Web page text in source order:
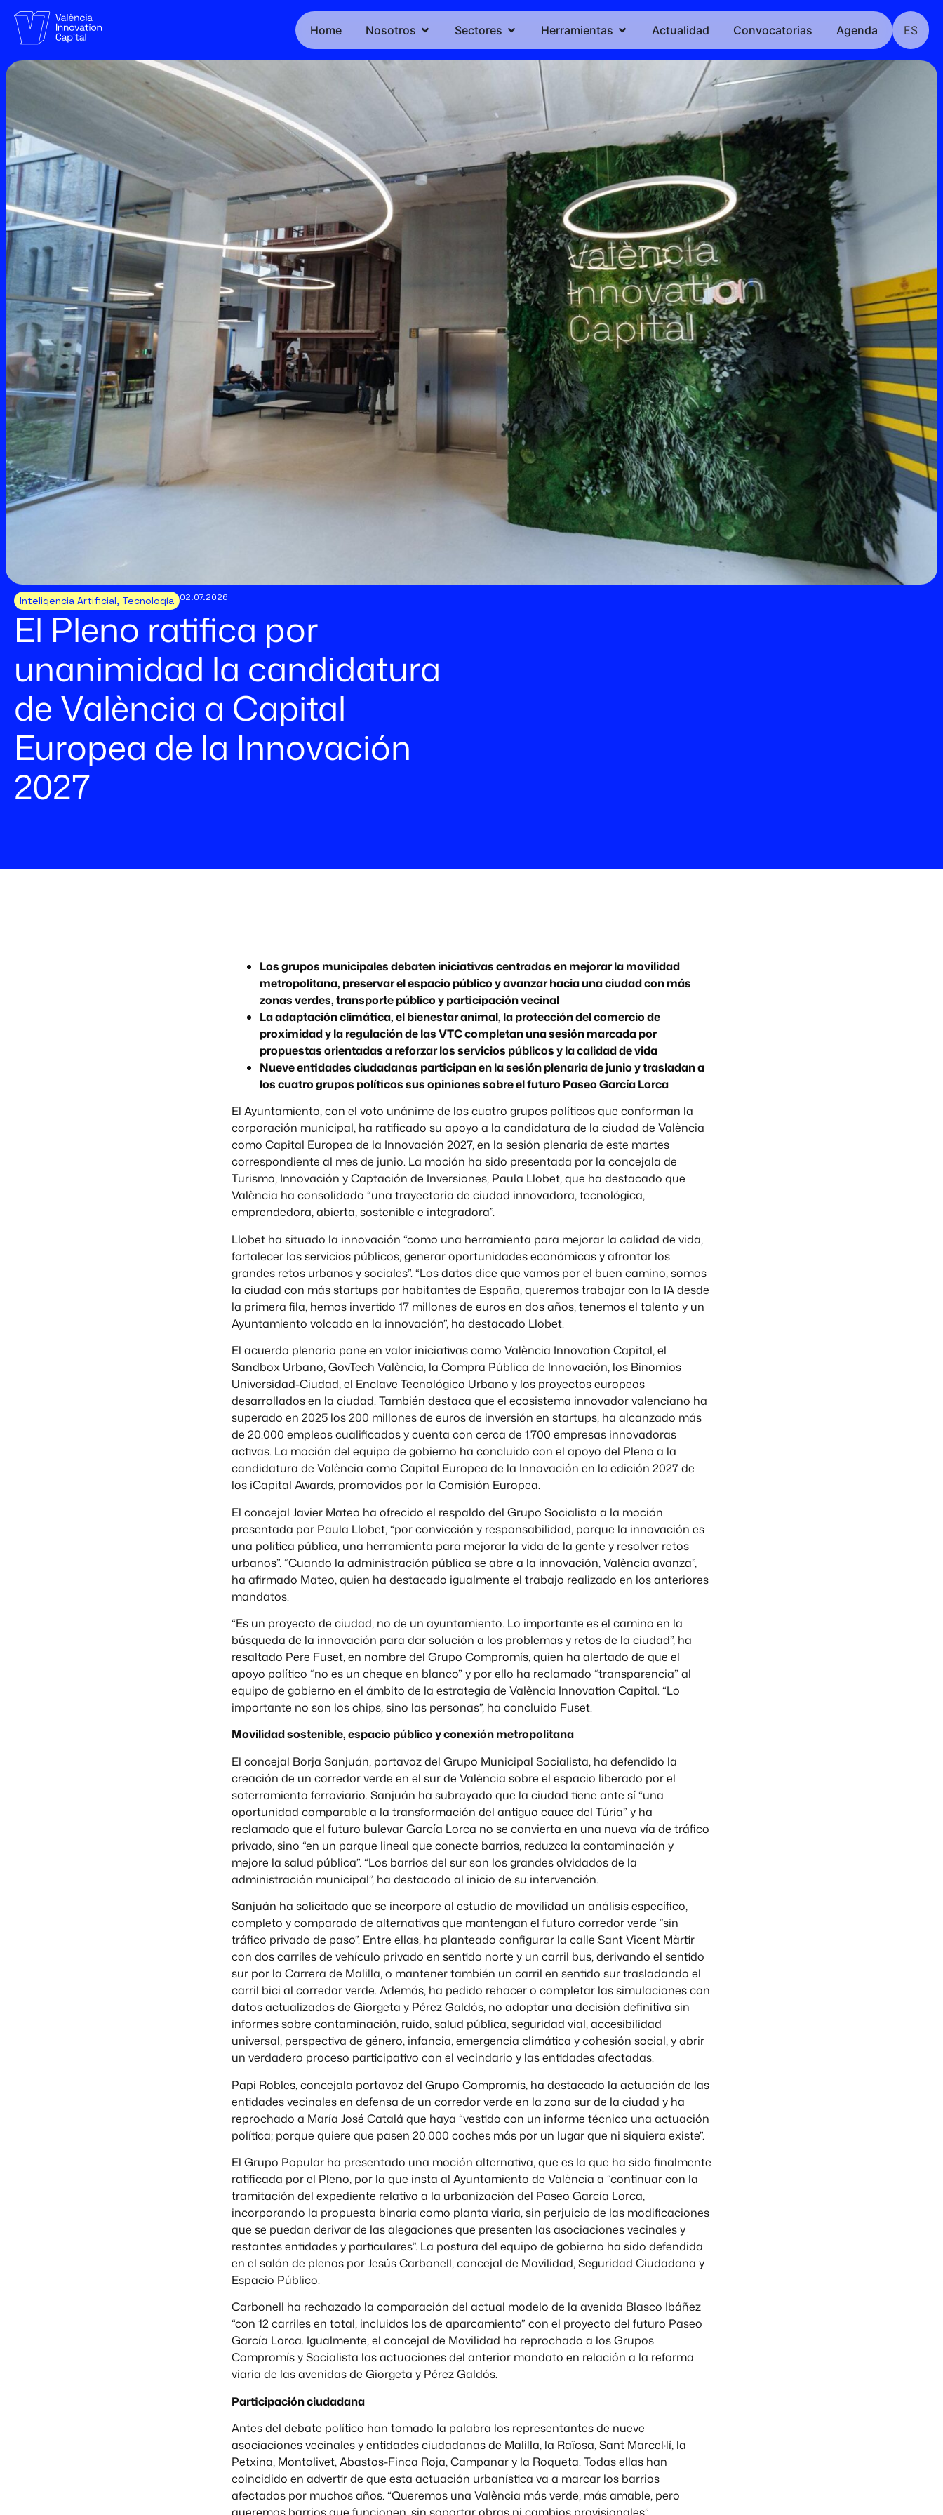
Home Nosotros Sectores Herramientas Actualidad Convocatorias Agenda ES
Inteligencia Artificial, Tecnología 02.07.2026
El Pleno ratifica por
unanimidad la candidatura
de València a Capital
Europea de la Innovación
2027
Los grupos municipales debaten iniciativas centradas en mejorar la movilidad
metropolitana, preservar el espacio público y avanzar hacia una ciudad con más
zonas verdes, transporte público y participación vecinal
La adaptación climática, el bienestar animal, la protección del comercio de
proximidad y la regulación de las VTC completan una sesión marcada por
propuestas orientadas a reforzar los servicios públicos y la calidad de vida
Nueve entidades ciudadanas participan en la sesión plenaria de junio y trasladan a
los cuatro grupos políticos sus opiniones sobre el futuro Paseo García Lorca
El Ayuntamiento, con el voto unánime de los cuatro grupos políticos que conforman la
corporación municipal, ha ratificado su apoyo a la candidatura de la ciudad de València
como Capital Europea de la Innovación 2027, en la sesión plenaria de este martes
correspondiente al mes de junio. La moción ha sido presentada por la concejala de
Turismo, Innovación y Captación de Inversiones, Paula Llobet, que ha destacado que
València ha consolidado “una trayectoria de ciudad innovadora, tecnológica,
emprendedora, abierta, sostenible e integradora”.
Llobet ha situado la innovación “como una herramienta para mejorar la calidad de vida,
fortalecer los servicios públicos, generar oportunidades económicas y afrontar los
grandes retos urbanos y sociales”. “Los datos dice que vamos por el buen camino, somos
la ciudad con más startups por habitantes de España, queremos trabajar con la IA desde
la primera fila, hemos invertido 17 millones de euros en dos años, tenemos el talento y un
Ayuntamiento volcado en la innovación”, ha destacado Llobet.
El acuerdo plenario pone en valor iniciativas como València Innovation Capital, el
Sandbox Urbano, GovTech València, la Compra Pública de Innovación, los Binomios
Universidad-Ciudad, el Enclave Tecnológico Urbano y los proyectos europeos
desarrollados en la ciudad. También destaca que el ecosistema innovador valenciano ha
superado en 2025 los 200 millones de euros de inversión en startups, ha alcanzado más
de 20.000 empleos cualificados y cuenta con cerca de 1.700 empresas innovadoras
activas. La moción del equipo de gobierno ha concluido con el apoyo del Pleno a la
candidatura de València como Capital Europea de la Innovación en la edición 2027 de
los iCapital Awards, promovidos por la Comisión Europea.
El concejal Javier Mateo ha ofrecido el respaldo del Grupo Socialista a la moción
presentada por Paula Llobet, “por convicción y responsabilidad, porque la innovación es
una política pública, una herramienta para mejorar la vida de la gente y resolver retos
urbanos”. “Cuando la administración pública se abre a la innovación, València avanza”,
ha afirmado Mateo, quien ha destacado igualmente el trabajo realizado en los anteriores
mandatos.
“Es un proyecto de ciudad, no de un ayuntamiento. Lo importante es el camino en la
búsqueda de la innovación para dar solución a los problemas y retos de la ciudad”, ha
resaltado Pere Fuset, en nombre del Grupo Compromís, quien ha alertado de que el
apoyo político “no es un cheque en blanco” y por ello ha reclamado “transparencia” al
equipo de gobierno en el ámbito de la estrategia de València Innovation Capital. “Lo
importante no son los chips, sino las personas”, ha concluido Fuset.
Movilidad sostenible, espacio público y conexión metropolitana
El concejal Borja Sanjuán, portavoz del Grupo Municipal Socialista, ha defendido la
creación de un corredor verde en el sur de València sobre el espacio liberado por el
soterramiento ferroviario. Sanjuán ha subrayado que la ciudad tiene ante sí “una
oportunidad comparable a la transformación del antiguo cauce del Túria” y ha
reclamado que el futuro bulevar García Lorca no se convierta en una nueva vía de tráfico
privado, sino “en un parque lineal que conecte barrios, reduzca la contaminación y
mejore la salud pública”. “Los barrios del sur son los grandes olvidados de la
administración municipal”, ha destacado al inicio de su intervención.
Sanjuán ha solicitado que se incorpore al estudio de movilidad un análisis específico,
completo y comparado de alternativas que mantengan el futuro corredor verde “sin
tráfico privado de paso”. Entre ellas, ha planteado configurar la calle Sant Vicent Màrtir
con dos carriles de vehículo privado en sentido norte y un carril bus, derivando el sentido
sur por la Carrera de Malilla, o mantener también un carril en sentido sur trasladando el
carril bici al corredor verde. Además, ha pedido rehacer o completar las simulaciones con
datos actualizados de Giorgeta y Pérez Galdós, no adoptar una decisión definitiva sin
informes sobre contaminación, ruido, salud pública, seguridad vial, accesibilidad
universal, perspectiva de género, infancia, emergencia climática y cohesión social, y abrir
un verdadero proceso participativo con el vecindario y las entidades afectadas.
Papi Robles, concejala portavoz del Grupo Compromís, ha destacado la actuación de las
entidades vecinales en defensa de un corredor verde en la zona sur de la ciudad y ha
reprochado a María José Catalá que haya “vestido con un informe técnico una actuación
política; porque quiere que pasen 20.000 coches más por un lugar que ni siquiera existe”.
El Grupo Popular ha presentado una moción alternativa, que es la que ha sido finalmente
ratificada por el Pleno, por la que insta al Ayuntamiento de València a “continuar con la
tramitación del expediente relativo a la urbanización del Paseo García Lorca,
incorporando la propuesta binaria como planta viaria, sin perjuicio de las modificaciones
que se puedan derivar de las alegaciones que presenten las asociaciones vecinales y
restantes entidades y particulares”. La postura del equipo de gobierno ha sido defendida
en el salón de plenos por Jesús Carbonell, concejal de Movilidad, Seguridad Ciudadana y
Espacio Público.
Carbonell ha rechazado la comparación del actual modelo de la avenida Blasco Ibáñez
“con 12 carriles en total, incluidos los de aparcamiento” con el proyecto del futuro Paseo
García Lorca. Igualmente, el concejal de Movilidad ha reprochado a los Grupos
Compromís y Socialista las actuaciones del anterior mandato en relación a la reforma
viaria de las avenidas de Giorgeta y Pérez Galdós.
Participación ciudadana
Antes del debate político han tomado la palabra los representantes de nueve
asociaciones vecinales y entidades ciudadanas de Malilla, la Raïosa, Sant Marcel·lí, la
Petxina, Montolivet, Abastos-Finca Roja, Campanar y la Roqueta. Todas ellas han
coincidido en advertir de que esta actuación urbanística va a marcar los barrios
afectados por muchos años. “Queremos una València más verde, más amable, pero